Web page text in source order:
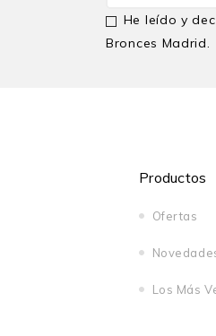
He leído y
Bronces Madrid.
Productos
Ofertas
Los Más